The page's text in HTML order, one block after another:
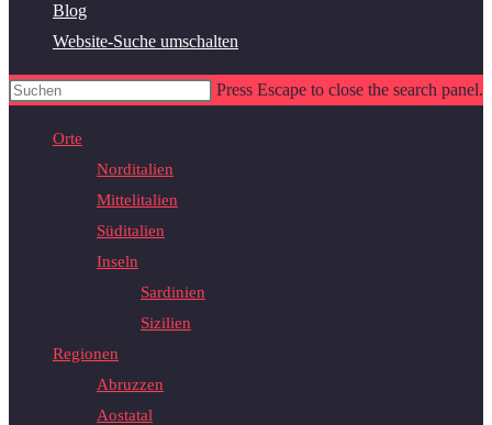
Blog
Website-Suche umschalten
Press Escape to close the search panel.
Orte
Norditalien
Mittelitalien
Süditalien
Inseln
Sardinien
Sizilien
Regionen
Abruzzen
Aostatal